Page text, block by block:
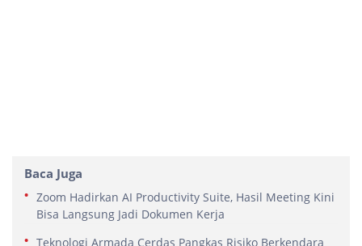
Baca Juga
Zoom Hadirkan AI Productivity Suite, Hasil Meeting Kini
Bisa Langsung Jadi Dokumen Kerja
Teknologi Armada Cerdas Pangkas Risiko Berkendara